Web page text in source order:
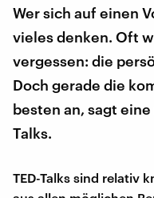
Wer sich auf einen
vieles denken. Oft
vergessen: die
Doch gerade die
besten an, sagt
Talks.
TED-Talks sind relativ